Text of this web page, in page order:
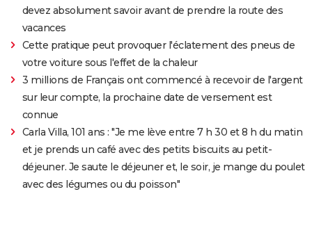
devez absolument savoir avant de prendre la route des
vacances
Cette pratique peut provoquer l'éclatement des pneus de
votre voiture sous l'effet de la chaleur
3 millions de Français ont commencé à recevoir de l'argent
sur leur compte, la prochaine date de versement est
connue
Carla Villa, 101 ans : "Je me lève entre 7 h 30 et 8 h du matin
et je prends un café avec des petits biscuits au petit-
déjeuner. Je saute le déjeuner et, le soir, je mange du poulet
avec des légumes ou du poisson"